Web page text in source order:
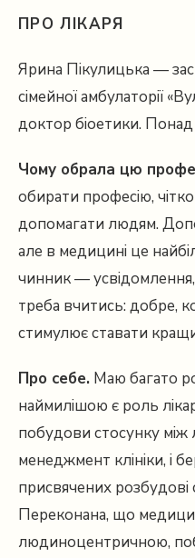
ПРО ЛІКАРЯ
Ярина Пікулицька —
сімейної амбулаторії
доктор біоетики.
Чому обрала цю
обирати професію,
допомагати людям.
але в медицині це
чинник —
треба вчитись: добре,
стимулює ставати
Про себе. Маю багато
наймилішою є роль
побудови стосунку між
менеджмент клініки, і
присвячених
Переконана, що
людиноцентричною,